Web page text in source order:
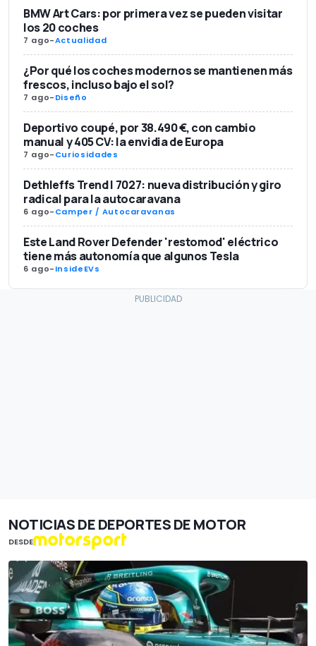
BMW Art Cars: por primera vez se pueden visitar
los 20 coches
7 ago-Actualidad
¿Por qué los coches modernos se mantienen más
frescos, incluso bajo el sol?
7 ago-Diseño
Deportivo coupé, por 38.490 €, con cambio
manual y 405 CV: la envidia de Europa
7 ago-Curiosidades
Dethleffs Trend I 7027: nueva distribución y giro
radical para la autocaravana
6 ago-Camper / Autocaravanas
Este Land Rover Defender 'restomod' eléctrico
tiene más autonomía que algunos Tesla
6 ago-InsideEVs
NOTICIAS DE DEPORTES DE MOTOR
DESDE